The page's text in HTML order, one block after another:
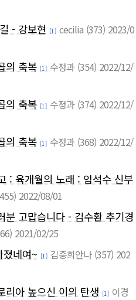
- 강보현 [1] cecilia (373) 2023/0
의 축복 [1] 수정과 (354) 2022/12/
의 축복 [1] 수정과 (374) 2022/12/
의 축복 [1] 수정과 (368) 2022/12/
: 육개월의 노래 : 임석수 신부
2022/08/01
분 고맙습니다 - 김수환 추기경
2021/02/25
졌네여~ [1] 김종희안나 (357) 202
리아 높으신 이의 탄생 [1] 이경